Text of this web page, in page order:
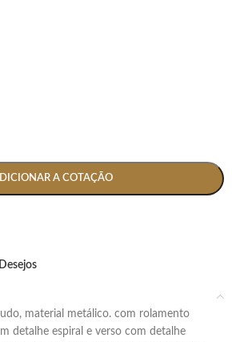
A COTAÇÃO
detalhe espiral e verso com detalhe